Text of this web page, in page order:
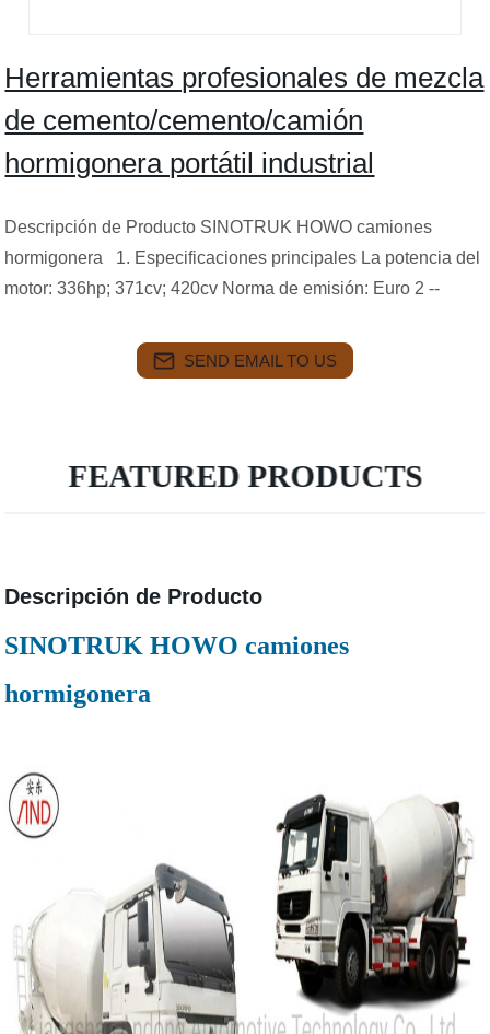
Herramientas profesionales de mezcla
de cemento/cemento/camión
hormigonera portátil industrial
Descripción de Producto SINOTRUK HOWO camiones
hormigonera 1. Especificaciones principales La potencia del
motor: 336hp; 371cv; 420cv Norma de emisión: Euro 2 --
SEND EMAIL TO US
FEATURED PRODUCTS
Descripción de Producto
SINOTRUK HOWO camiones
hormigonera